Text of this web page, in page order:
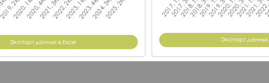
Экспорт данных в Excel Экспорт данных